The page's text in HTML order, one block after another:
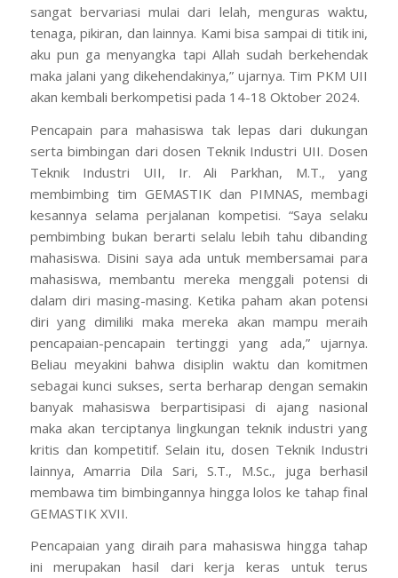
sangat bervariasi mulai dari lelah, menguras waktu,
tenaga, pikiran, dan lainnya. Kami bisa sampai di titik ini,
aku pun ga menyangka tapi Allah sudah berkehendak
maka jalani yang dikehendakinya,” ujarnya. Tim PKM UII
akan kembali berkompetisi pada 14-18 Oktober 2024.
Pencapain para mahasiswa tak lepas dari dukungan
serta bimbingan dari dosen Teknik Industri UII. Dosen
Teknik Industri UII, Ir. Ali Parkhan, M.T., yang
membimbing tim GEMASTIK dan PIMNAS, membagi
kesannya selama perjalanan kompetisi. “Saya selaku
pembimbing bukan berarti selalu lebih tahu dibanding
mahasiswa. Disini saya ada untuk membersamai para
mahasiswa, membantu mereka menggali potensi di
dalam diri masing-masing. Ketika paham akan potensi
diri yang dimiliki maka mereka akan mampu meraih
pencapaian-pencapain tertinggi yang ada,” ujarnya.
Beliau meyakini bahwa disiplin waktu dan komitmen
sebagai kunci sukses, serta berharap dengan semakin
banyak mahasiswa berpartisipasi di ajang nasional
maka akan terciptanya lingkungan teknik industri yang
kritis dan kompetitif. Selain itu, dosen Teknik Industri
lainnya, Amarria Dila Sari, S.T., M.Sc., juga berhasil
membawa tim bimbingannya hingga lolos ke tahap final
GEMASTIK XVII.
Pencapaian yang diraih para mahasiswa hingga tahap
ini merupakan hasil dari kerja keras untuk terus